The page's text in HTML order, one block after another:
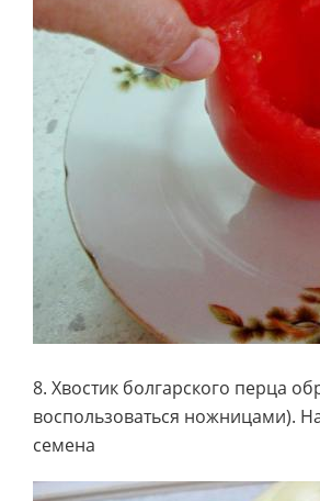
8. Хвостик болгарского перца
воспользоваться ножницами).
семена